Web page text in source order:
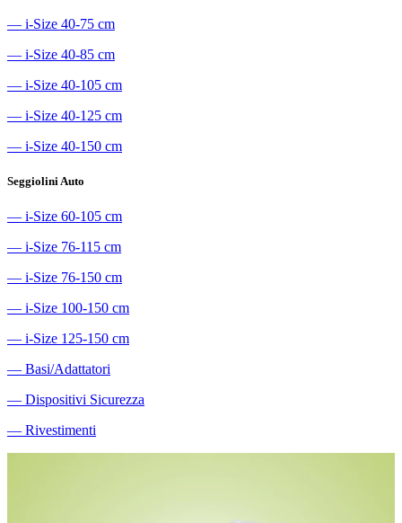
― i-Size 40-75 cm
― i-Size 40-85 cm
― i-Size 40-105 cm
― i-Size 40-125 cm
― i-Size 40-150 cm
Seggiolini Auto
― i-Size 60-105 cm
― i-Size 76-115 cm
― i-Size 76-150 cm
― i-Size 100-150 cm
― i-Size 125-150 cm
― Basi/Adattatori
― Dispositivi Sicurezza
― Rivestimenti